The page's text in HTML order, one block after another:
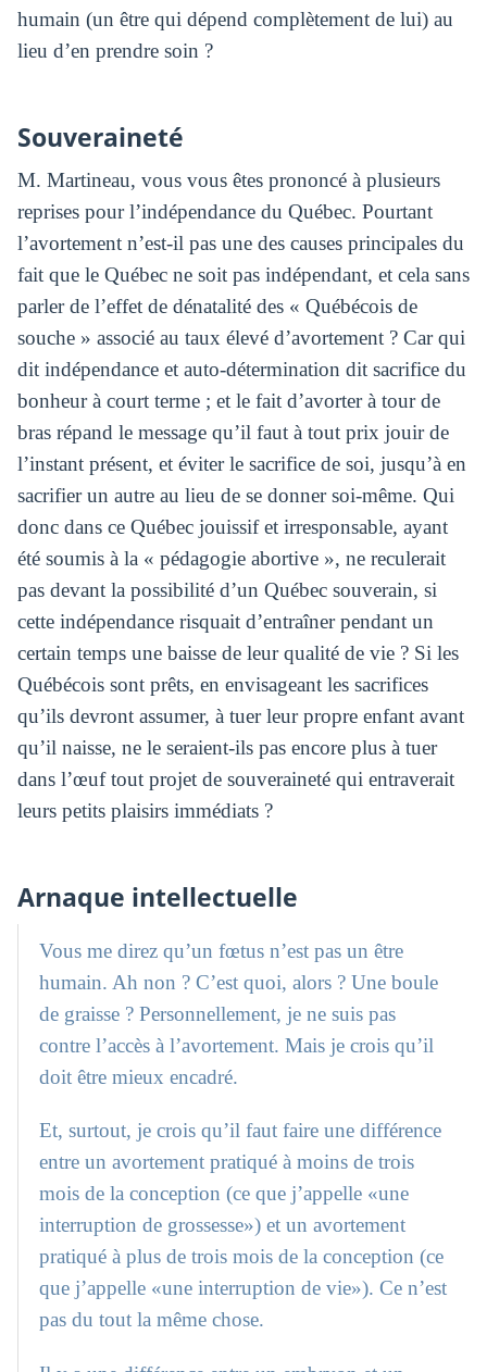
humain (un être qui dépend complètement de lui) au
lieu d’en prendre soin ?
Souveraineté
M. Martineau, vous vous êtes prononcé à plusieurs
reprises pour l’indépendance du Québec. Pourtant
l’avortement n’est-il pas une des causes principales du
fait que le Québec ne soit pas indépendant, et cela sans
parler de l’effet de dénatalité des « Québécois de
souche » associé au taux élevé d’avortement ? Car qui
dit indépendance et auto-détermination dit sacrifice du
bonheur à court terme ; et le fait d’avorter à tour de
bras répand le message qu’il faut à tout prix jouir de
l’instant présent, et éviter le sacrifice de soi, jusqu’à en
sacrifier un autre au lieu de se donner soi-même. Qui
donc dans ce Québec jouissif et irresponsable, ayant
été soumis à la « pédagogie abortive », ne reculerait
pas devant la possibilité d’un Québec souverain, si
cette indépendance risquait d’entraîner pendant un
certain temps une baisse de leur qualité de vie ? Si les
Québécois sont prêts, en envisageant les sacrifices
qu’ils devront assumer, à tuer leur propre enfant avant
qu’il naisse, ne le seraient-ils pas encore plus à tuer
dans l’œuf tout projet de souveraineté qui entraverait
leurs petits plaisirs immédiats ?
Arnaque intellectuelle
Vous me direz qu’un fœtus n’est pas un être
humain. Ah non ? C’est quoi, alors ? Une boule
de graisse ? Personnellement, je ne suis pas
contre l’accès à l’avortement. Mais je crois qu’il
doit être mieux encadré.
Et, surtout, je crois qu’il faut faire une différence
entre un avortement pratiqué à moins de trois
mois de la conception (ce que j’appelle «une
interruption de grossesse») et un avortement
pratiqué à plus de trois mois de la conception (ce
que j’appelle «une interruption de vie»). Ce n’est
pas du tout la même chose.